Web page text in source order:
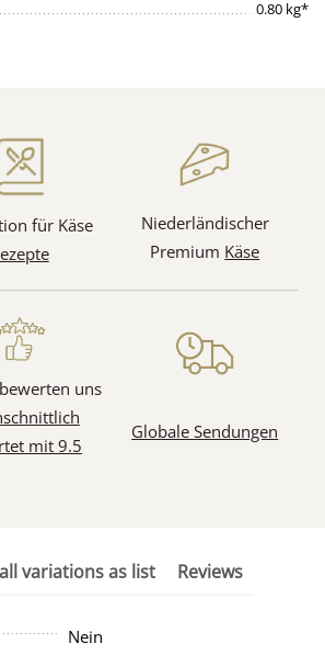
0.80 kg*
für Käse
Niederländischer
Premium Käse
uns
mit 9.5
Globale Sendungen
variations as list Reviews
Nein